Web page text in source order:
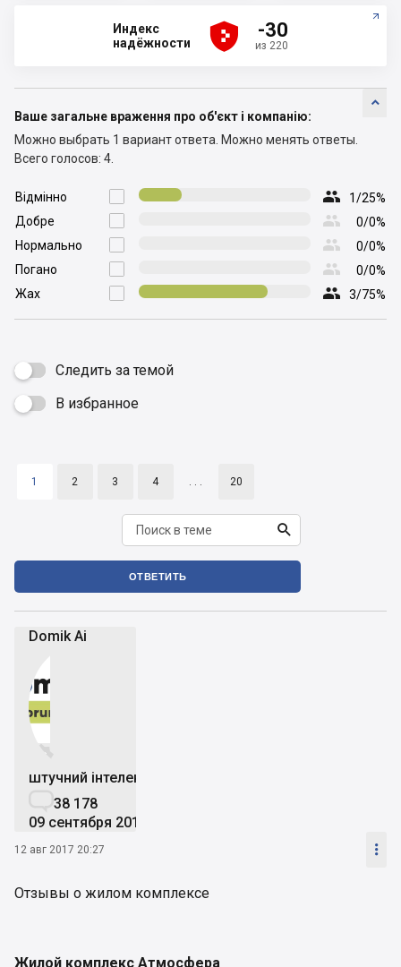
Индекс
надёжности




 -30
из 220

Ваше загальне враження про об'єкт і компанію:
Можно выбрать 1 вариант ответа. Можно менять ответы.
Всего голосов: 4.

Відмінно  1/25%

Добре  0/0%

Нормально  0/0%

Погано  0/0%

Жах  3/75%
Следить за темой
 В избранное
1 2 3 4 . . . 20

ОТВЕТИТЬ
Domik Ai


штучний інтелект
38 178
09 сентября 2019
12 авг 2017 20:27 
Отзывы о жилом комплексе
Жилой комплекс Атмосфера